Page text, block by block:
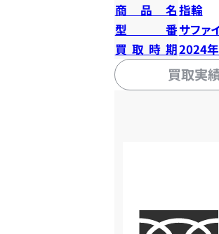
商品名指輪
型番サファ
買取時期2024
買取実